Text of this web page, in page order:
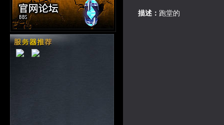
描述： 跑堂的